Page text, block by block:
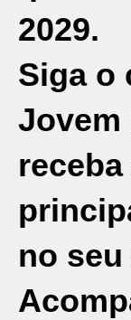
2029.
Siga o
Jovem
receba
no